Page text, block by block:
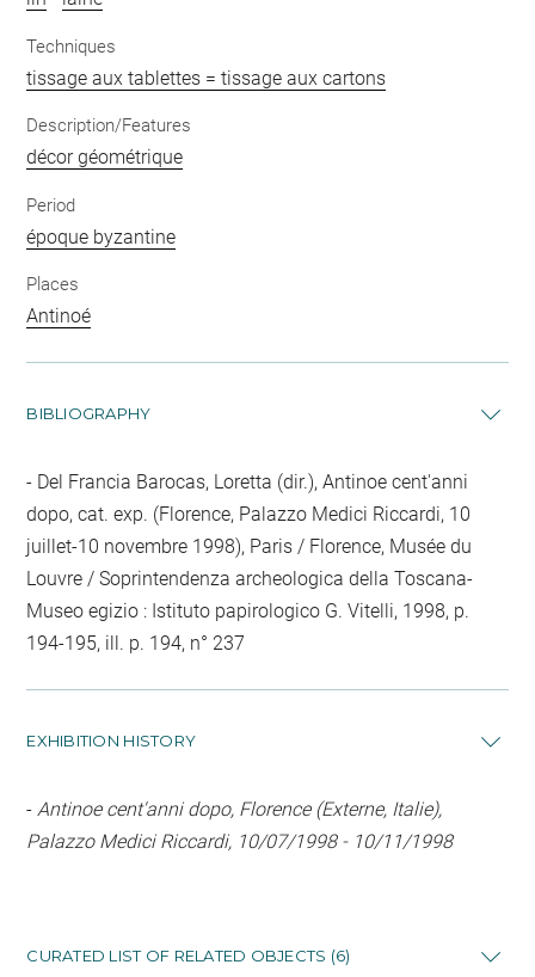
Techniques
tissage aux tablettes = tissage aux cartons
Description/Features
décor géométrique
Period
époque byzantine
Places
Antinoé
BIBLIOGRAPHY
Del Francia Barocas, Loretta (dir.), Antinoe cent'anni
dopo, cat. exp. (Florence, Palazzo Medici Riccardi, 10
juillet-10 novembre 1998), Paris / Florence, Musée du
Louvre / Soprintendenza archeologica della Toscana-
Museo egizio : Istituto papirologico G. Vitelli, 1998, p.
194-195, ill. p. 194, n° 237
EXHIBITION HISTORY
-Antinoe cent'anni dopo, Florence (Externe, Italie),
Palazzo Medici Riccardi, 10/07/1998 - 10/11/1998
CURATED LIST OF RELATED OBJECTS (6)